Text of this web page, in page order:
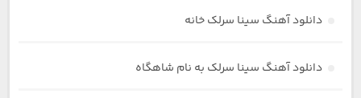
دانلود آهنگ سینا سرلک خانه
دانلود آهنگ سینا سرلک به نام شاهگاه